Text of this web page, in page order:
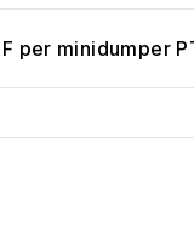
per minidumper